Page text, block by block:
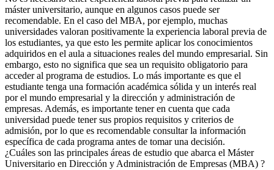
máster universitario, aunque en algunos casos puede ser
recomendable. En el caso del MBA, por ejemplo, muchas
universidades valoran positivamente la experiencia laboral previa de
los estudiantes, ya que esto les permite aplicar los conocimientos
adquiridos en el aula a situaciones reales del mundo empresarial. Sin
embargo, esto no significa que sea un requisito obligatorio para
acceder al programa de estudios. Lo más importante es que el
estudiante tenga una formación académica sólida y un interés real
por el mundo empresarial y la dirección y administración de
empresas. Además, es importante tener en cuenta que cada
universidad puede tener sus propios requisitos y criterios de
admisión, por lo que es recomendable consultar la información
específica de cada programa antes de tomar una decisión.
¿Cuáles son las principales áreas de estudio que abarca el Máster
Universitario en Dirección y Administración de Empresas (MBA) ?